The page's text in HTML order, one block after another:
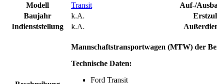
Modell
Transit
Auf-/
Baujahr
k.A.
Indienststellung
k.A.
Mannschaftstransportwagen (MTW) der
Technische Daten:
Ford Transit